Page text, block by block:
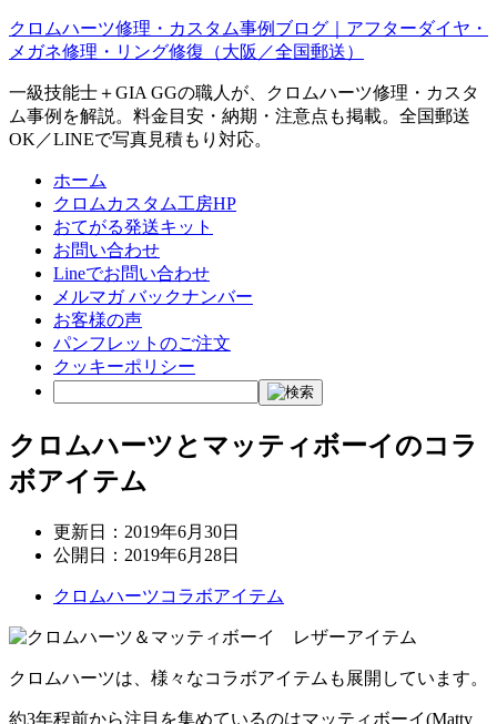
クロムハーツ修理・カスタム事例ブログ｜アフターダイヤ・
メガネ修理・リング修復（大阪／全国郵送）
一級技能士＋GIA GGの職人が、クロムハーツ修理・カスタ
ム事例を解説。料金目安・納期・注意点も掲載。全国郵送
OK／LINEで写真見積もり対応。
ホーム
クロムカスタム工房HP
おてがる発送キット
お問い合わせ
Lineでお問い合わせ
メルマガ バックナンバー
お客様の声
パンフレットのご注文
クッキーポリシー
クロムハーツとマッティボーイのコラ
ボアイテム
更新日： 2019年6月30日
公開日： 2019年6月28日
クロムハーツコラボアイテム
クロムハーツは、様々なコラボアイテムも展開しています。
約3年程前から注目を集めているのはマッティボーイ(Matty